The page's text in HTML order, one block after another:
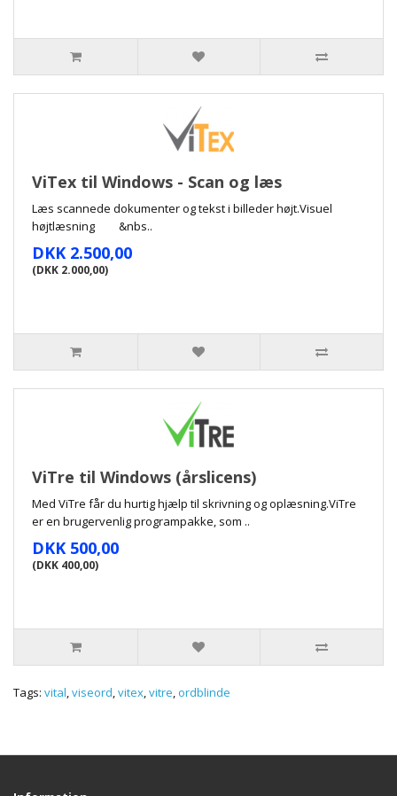
ViTex til Windows - Scan og læs
Læs scannede dokumenter og tekst i billeder højt.Visuel
højtlæsning &nbs..
DKK 2.500,00
(DKK 2.000,00)
ViTre til Windows (årslicens)
Med ViTre får du hurtig hjælp til skrivning og oplæsning.ViTre
er en brugervenlig programpakke, som ..
DKK 500,00
(DKK 400,00)
Tags: vital,viseord,vitex,vitre,ordblinde